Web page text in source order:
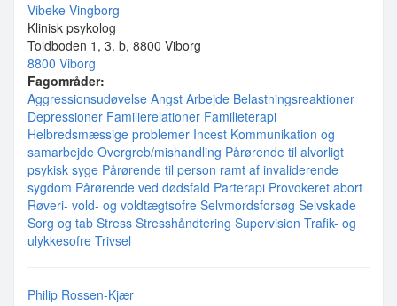
Vibeke Vingborg
Klinisk psykolog
Toldboden 1, 3. b, 8800 Viborg
8800 Viborg
Fagområder:
Aggressionsudøvelse Angst Arbejde Belastningsreaktioner
Depressioner Familierelationer Familieterapi
Helbredsmæssige problemer Incest Kommunikation og
samarbejde Overgreb/mishandling Pårørende til alvorligt
psykisk syge Pårørende til person ramt af invaliderende
sygdom Pårørende ved dødsfald Parterapi Provokeret abort
Røveri- vold- og voldtægtsofre Selvmordsforsøg Selvskade
Sorg og tab Stress Stresshåndtering Supervision Trafik- og
ulykkesofre Trivsel
Philip Rossen-Kjær